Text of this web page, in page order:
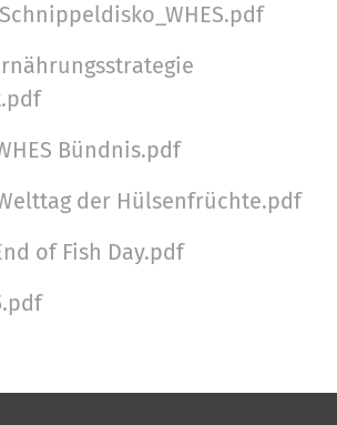
Bündnis.pdf
Welttag der Hülsenfrüchte.pdf
of Fish Day.pdf